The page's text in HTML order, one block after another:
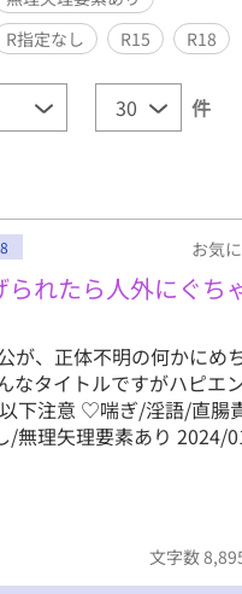
R指定なし R15 R18
件
お気
られたら人外にぐち
が、正体不明の何かにめ
なタイトルですがハピ
下注意 ♡喘ぎ/淫語/直
/無理矢理要素あり
文字数